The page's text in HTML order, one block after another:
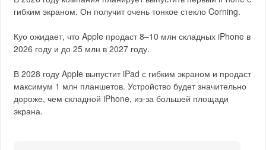
гибким экраном. Он получит очень тонкое стекло Corning.
Куо ожидает, что Apple продаст 8–10 млн складных iPhone в
2026 году и до 25 млн в 2027 году.
В 2028 году Apple выпустит iPad с гибким экраном и продаст
максимум 1 млн планшетов. Устройство будет значительно
дороже, чем складной iPhone, из-за большей площади
экрана.